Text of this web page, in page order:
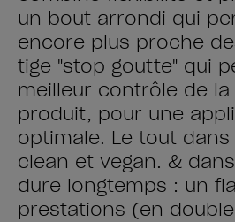
un bout arrondi qui
encore plus proche
tige "stop goutte" qui
meilleur contrôle de
produit, pour une
optimale. Le tout
clean et vegan. &
dure longtemps : un
prestations (en